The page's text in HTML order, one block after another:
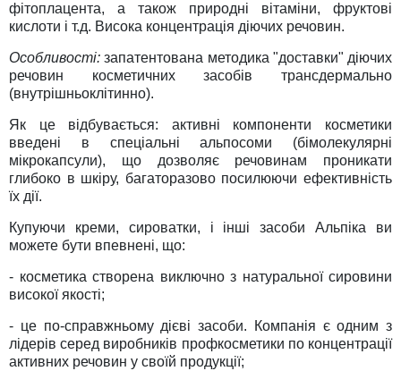
фітоплацента, а також природні вітаміни, фруктові
кислоти і т.д. Висока концентрація діючих речовин.
Особливості: запатентована методика "доставки" діючих
речовин косметичних засобів трансдермально
(внутрішньоклітинно).
Як це відбувається: активні компоненти косметики
введені в спеціальні альпосоми (бімолекулярні
мікрокапсули), що дозволяє речовинам проникати
глибоко в шкіру, багаторазово посилюючи ефективність
їх дії.
Купуючи креми, сироватки, і інші засоби Альпіка ви
можете бути впевнені, що:
- косметика створена виключно з натуральної сировини
високої якості;
- це по-справжньому дієві засоби. Компанія є одним з
лідерів серед виробників профкосметики по концентрації
активних речовин у своїй продукції;